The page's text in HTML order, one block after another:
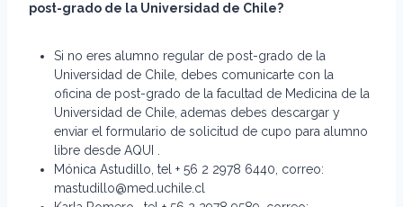
post-grado de la Universidad de Chile?
Si no eres alumno regular de post-grado de la
Universidad de Chile, debes comunicarte con la
oficina de post-grado de la facultad de Medicina de la
Universidad de Chile, ademas debes descargar y
enviar el formulario de solicitud de cupo para alumno
libre desde AQUI .
Mónica Astudillo, tel + 56 2 2978 6440, correo:
mastudillo@med.uchile.cl